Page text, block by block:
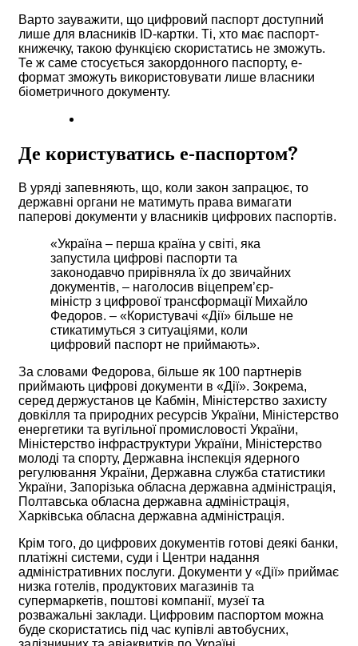
Варто зауважити, що цифровий паспорт доступний
лише для власників ID-картки. Ті, хто має паспорт-
книжечку, такою функцією скористатись не зможуть.
Те ж саме стосується закордонного паспорту, е-
формат зможуть використовувати лише власники
біометричного документу.
Де користуватись е-паспортом?
В уряді запевняють, що, коли закон запрацює, то
державні органи не матимуть права вимагати
паперові документи у власників цифрових паспортів.
«Україна – перша країна у світі, яка
запустила цифрові паспорти та
законодавчо прирівняла їх до звичайних
документів, – наголосив віцепрем’єр-
міністр з цифрової трансформації Михайло
Федоров. – «Користувачі «Дії» більше не
стикатимуться з ситуаціями, коли
цифровий паспорт не приймають».
За словами Федорова, більше як 100 партнерів
приймають цифрові документи в «Дії». Зокрема,
серед держустанов це Кабмін, Міністерство захисту
довкілля та природних ресурсів України, Міністерство
енергетики та вугільної промисловості України,
Міністерство інфраструктури України, Міністерство
молоді та спорту, Державна інспекція ядерного
регулювання України, Державна служба статистики
України, Запорізька обласна державна адміністрація,
Полтавська обласна державна адміністрація,
Харківська обласна державна адміністрація.
Крім того, до цифрових документів готові деякі банки,
платіжні системи, суди і Центри надання
адміністративних послуги. Документи у «Дії» приймає
низка готелів, продуктових магазинів та
супермаркетів, поштові компанії, музеї та
розважальні заклади. Цифровим паспортом можна
буде скористатись під час купівлі автобусних,